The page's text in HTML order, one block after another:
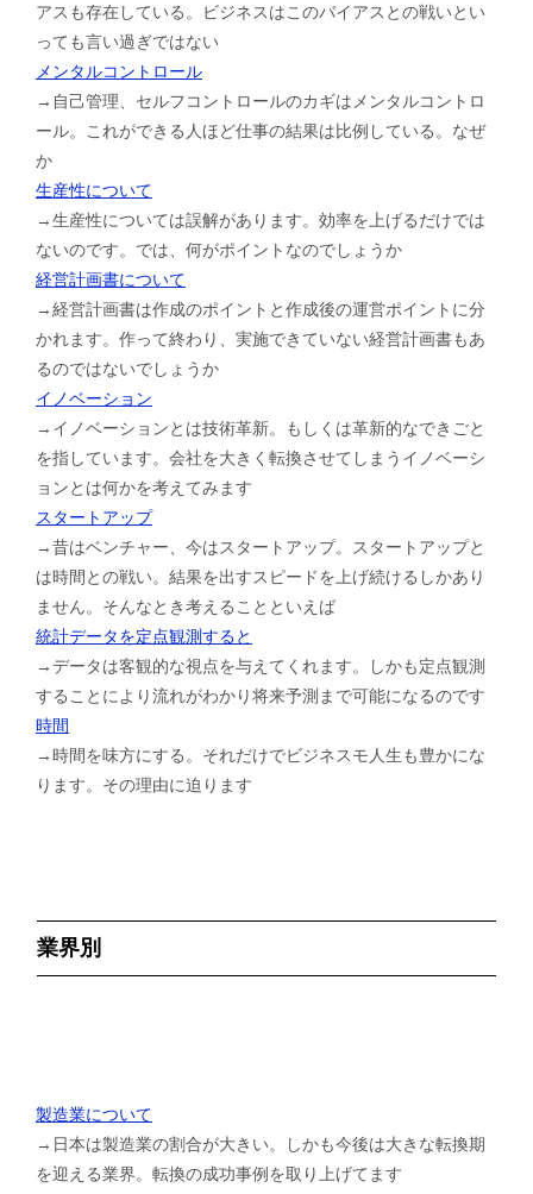
アスも存在している。ビジネスはこのバイアスとの戦いとい
っても言い過ぎではない
メンタルコントロール
→自己管理、セルフコントロールのカギはメンタルコントロ
ール。これができる人ほど仕事の結果は比例している。なぜ
か
生産性について
→生産性については誤解があります。効率を上げるだけでは
ないのです。では、何がポイントなのでしょうか
経営計画書について
→経営計画書は作成のポイントと作成後の運営ポイントに分
かれます。作って終わり、実施できていない経営計画書もあ
るのではないでしょうか
イノベーション
→イノベーションとは技術革新。もしくは革新的なできごと
を指しています。会社を大きく転換させてしまうイノベーシ
ョンとは何かを考えてみます
スタートアップ
→昔はベンチャー、今はスタートアップ。スタートアップと
は時間との戦い。結果を出すスピードを上げ続けるしかあり
ません。そんなとき考えることといえば
統計データを定点観測すると
→データは客観的な視点を与えてくれます。しかも定点観測
することにより流れがわかり将来予測まで可能になるのです
時間
→時間を味方にする。それだけでビジネスモ人生も豊かにな
ります。その理由に迫ります
業界別
製造業について
→日本は製造業の割合が大きい。しかも今後は大きな転換期
を迎える業界。転換の成功事例を取り上げてます